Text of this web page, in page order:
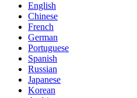
English
Chinese
French
German
Portuguese
Spanish
Russian
Japanese
Korean